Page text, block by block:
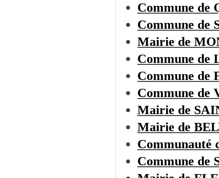
Commune de
Commune de
Mairie de
Commune de
Commune de
Commune
Mairie de
Mairie de
Communauté
Commune de